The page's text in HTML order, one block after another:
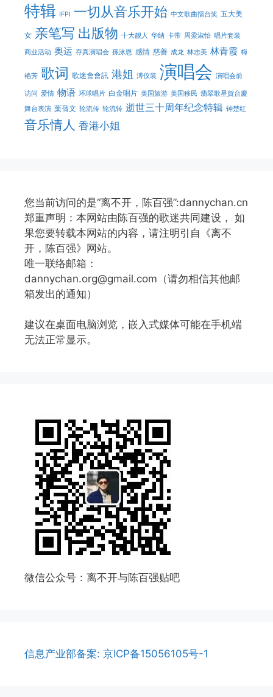
特辑 IFPI 一切从音乐开始 中文歌曲擂台奖 五大美
女 亲笔写 出版物 十大靓人 华纳 卡带 周梁淑怡 唱片套装
商业活动 奥运 存真演唱会 孫泳恩 感情 慈善 成龙 林志美 林青霞 梅
艳芳 歌词 歌迷會會訊 港姐 溥仪装 演唱会 演唱会前
访问 爱情 物语 环球唱片 白金唱片 美国旅游 美国移民 翡翠歌星賀台慶
舞台表演 葉蒨文 轮流传 轮流转 逝世三十周年纪念特辑 钟楚红
音乐情人 香港小姐
您当前访问的是“离不开，陈百强”:dannychan.cn
郑重声明：本网站由陈百强的歌迷共同建设， 如
果您要转载本网站的内容，请注明引自《离不
开，陈百强》网站。
唯一联络邮箱：
dannychan.org@gmail.com（请勿相信其他邮
箱发出的通知）
建议在桌面电脑浏览，嵌入式媒体可能在手机端
无法正常显示。
微信公众号：离不开与陈百强贴吧
信息产业部备案: 京ICP备15056105号-1